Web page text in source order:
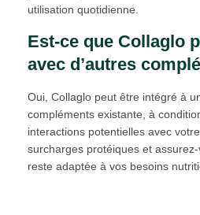
utilisation quotidienne.
Est-ce que Collaglo
avec d’autres
Oui, Collaglo peut être intégré à
compléments existante, à
interactions potentielles avec
surcharges protéiques et
reste adaptée à vos besoins